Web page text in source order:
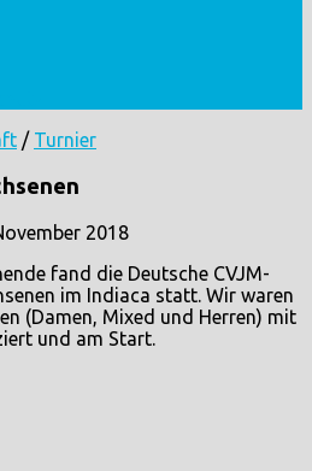
/ Turnier
2018
fand die Deutsche CVJM-
im Indiaca statt. Wir waren
(Damen, Mixed und Herren) mit
und am Start.